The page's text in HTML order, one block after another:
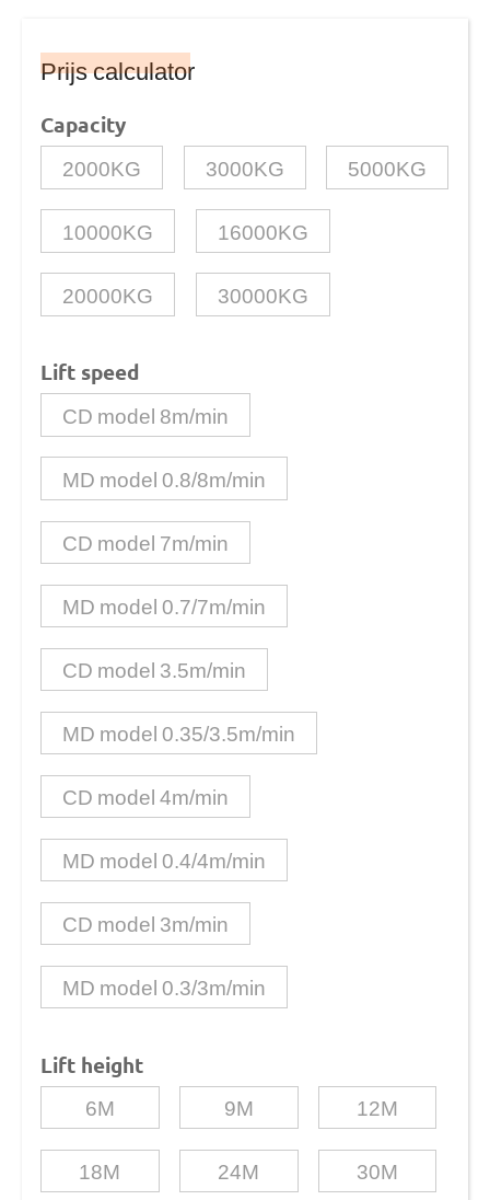
Prijs calculator
Capacity
2000KG 3000KG 5000KG
10000KG 16000KG
20000KG 30000KG
Lift speed
CD model 8m/min
MD model 0.8/8m/min
CD model 7m/min
MD model 0.7/7m/min
CD model 3.5m/min
MD model 0.35/3.5m/min
CD model 4m/min
MD model 0.4/4m/min
CD model 3m/min
MD model 0.3/3m/min
Lift height
6M 9M 12M
18M 24M 30M